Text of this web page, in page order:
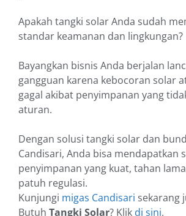
Apakah tangki solar Anda sudah
standar keamanan dan lingkungan?
Bayangkan bisnis Anda berjalan
gangguan karena kebocoran solar
gagal akibat penyimpanan yang
aturan.
Dengan solusi tangki solar dan
Candisari, Anda bisa mendapatkan
penyimpanan yang kuat, tahan
patuh regulasi.
Kunjungi migas Candisari sekarang
Butuh Tangki Solar? Klik di sini.